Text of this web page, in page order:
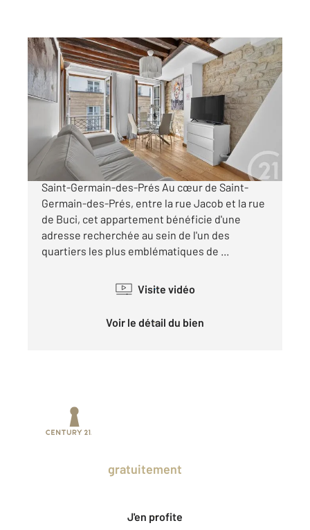
PARIS 75006
34 m2, 2 pièces
Ref : 480
Appartement T2 à vendre
520 000 €
Paris 6ème : Rue de Seine - Métros Mabillon et
Saint-Germain-des-Prés Au cœur de Saint-
Germain-des-Prés, entre la rue Jacob et la rue
de Buci, cet appartement bénéficie d'une
adresse recherchée au sein de l'un des
quartiers les plus emblématiques de ...
Visite vidéo
Voir le détail du bien
gratuitement
J'en profite